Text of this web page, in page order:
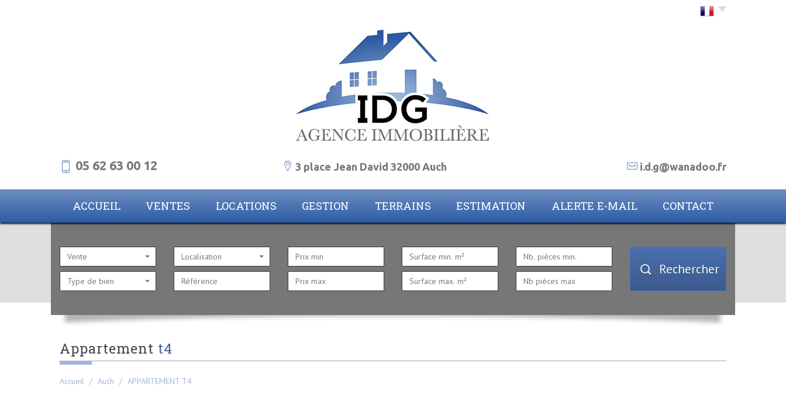
05 62 63 00 12 3 place Jean David 32000 Auch i.d.g@wanadoo.fr
ACCUEIL VENTES LOCATIONS GESTION TERRAINS ESTIMATION ALERTE E-MAIL CONTACT
Vente
Type de bien
Localisation
Rechercher
appartement t4
Accueil Auch APPARTEMENT T4